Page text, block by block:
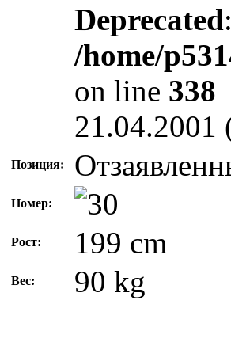
Deprecated
/home/
on line 338
21.04.2001
Позиция:
Номер:
Рост: 199 cm
Вес: 90 kg